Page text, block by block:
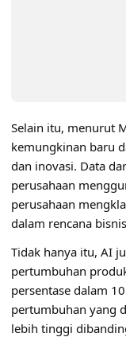
Selain itu, menurut
kemungkinan baru
dan inovasi. Data
perusahaan
perusahaan
dalam rencana
Tidak hanya itu, AI
pertumbuhan
persentase dalam
pertumbuhan yang
lebih tinggi